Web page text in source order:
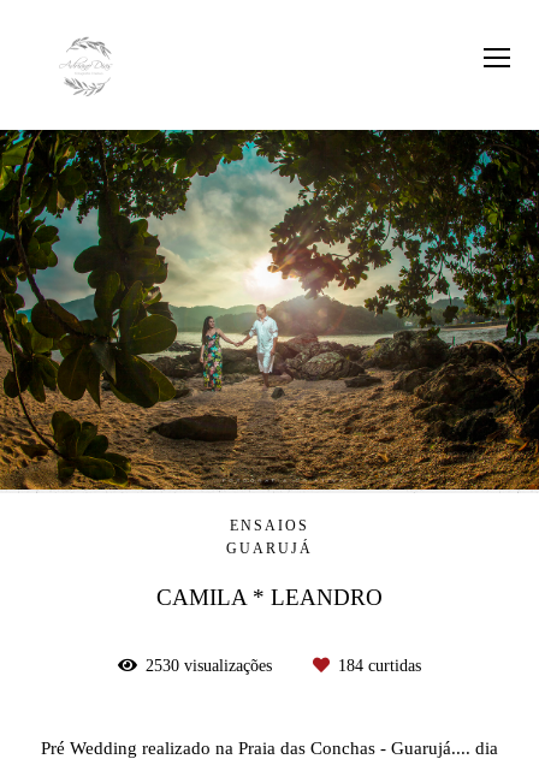
ENSAIOS
GUARUJÁ
CAMILA * LEANDRO
2530 visualizações 184 curtidas
Pré Wedding realizado na Praia das Conchas - Guarujá.... dia